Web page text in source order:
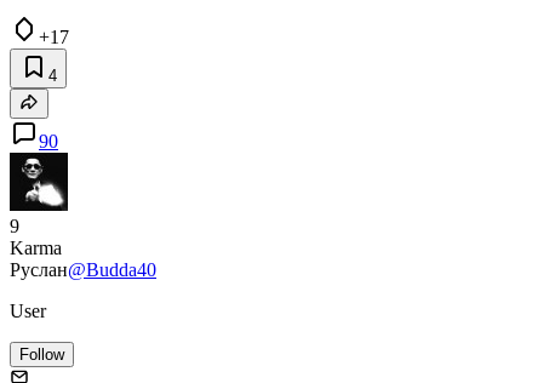
+17
4
90
9
Karma
Руслан@Budda40
User
Follow